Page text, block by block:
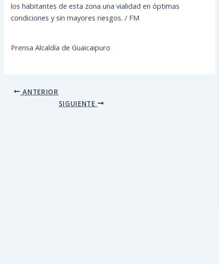
los habitantes de esta zona una vialidad en óptimas
condiciones y sin mayores riesgos. / FM
Prensa Alcaldía de Guaicaipuro
ANTERIOR
SIGUIENTE